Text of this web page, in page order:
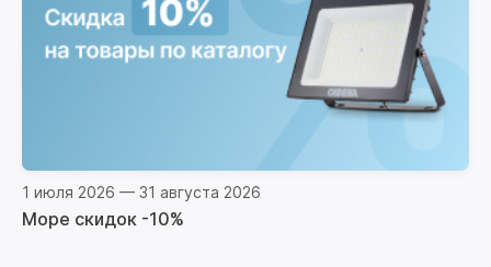
1 июля 2026 — 31 августа 2026
Море скидок -10%